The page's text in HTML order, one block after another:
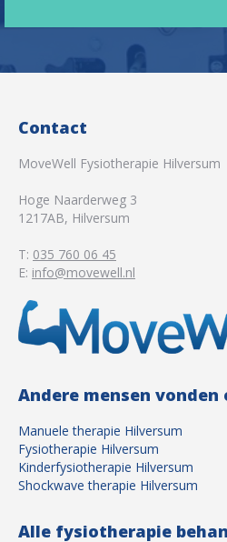
Contact
MoveWell Fysiotherapie Hilversum
Hoge Naarderweg 3
1217AB, Hilversum
T: 035 760 06 45
E: info@movewell.nl
Andere mensen vonden
Manuele therapie Hilversum
Fysiotherapie Hilversum
Kinderfysiotherapie Hilversum
Shockwave therapie Hilversum
Alle fysiotherapie